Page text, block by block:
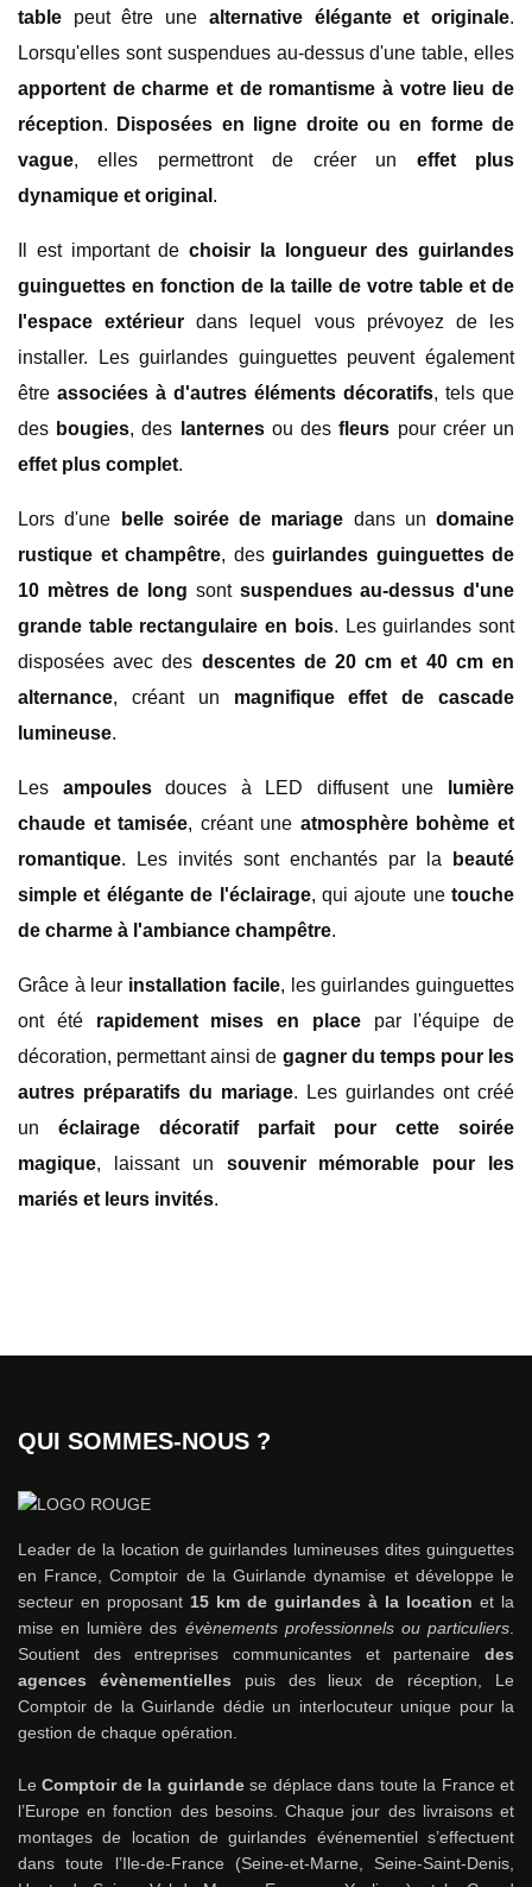
table peut être une alternative élégante et originale.
Lorsqu'elles sont suspendues au-dessus d'une table, elles
apportent de charme et de romantisme à votre lieu de
réception.
Disposées en ligne droite ou en forme de
vague, elles permettront de créer un effet plus
dynamique et original .
Il est important de choisir la longueur des guirlandes
guinguettes en fonction de la taille de votre table et de
l'espace extérieur dans lequel vous prévoyez de les
installer. Les guirlandes guinguettes peuvent également
être associées à d'autres éléments décoratifs, tels que
des bougies, des lanternesou desfleurs pour créer un
effet plus complet.
Lors d'une belle soirée de mariage dans un domaine
rustique et champêtre, des guirlandes guinguettes de
10 mètres de long sont suspendues au-dessus d'une
grande table rectangulaire en bois. Les guirlandes sont
disposées avec des descentes de 20 cm et 40 cm en
alternance, créant un magnifique effet de cascade
lumineuse.
Les ampoulesdouces à LED diffusent une
lumière
chaude et tamisée, créant une atmosphère bohème et
romantique. Les invités sont enchantés par la
beauté
simple et élégante de l'éclairage, qui ajoute une touche
de charme à l'ambiance champêtre.
Grâce à leur installation facile, les guirlandes guinguettes
ont été rapidement mises en placepar l'équipe de
décoration, permettant ainsi de gagner du temps pour les
autres préparatifs du mariage. Les guirlandes ont créé
un éclairage décoratif parfait pour cette soirée
magique, laissant un souvenir mémorable pour les
mariés et leurs invités.
QUI SOMMES-NOUS ?
Leader de la location de guirlandes lumineuses dites guinguettes
en France, Comptoir de la Guirlande dynamise et développe le
secteur en proposant 15 km de guirlandes à la location et la
mise en lumière des évènements professionnels ou particuliers
Soutient des entreprises communicantes et partenaire des
agences évènementielles puis des lieux de réception, Le
Comptoir de la Guirlande dédie un interlocuteur unique pour la
gestion de chaque opération.
LeComptoir de la guirlandese déplace dans toute la France et
l’Europe en fonction des besoins. Chaque jour des livraisons et
montages de location de guirlandes événementiel s’effectuent
dans toute l’Ile-de-France (Seine-et-Marne, Seine-Saint-Denis,